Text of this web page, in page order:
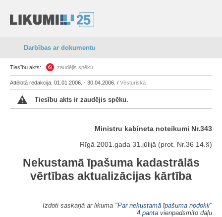
Darbības ar dokumentu
Tiesību akts: zaudējis spēku
Attēlotā redakcija: 01.01.2006. - 30.04.2006. / Vēsturiskā
Tiesību akts ir zaudējis spēku.
Ministru kabineta noteikumi Nr.343
Rīgā 2001.gada 31.jūlijā (prot. Nr.36 14.§)
Nekustamā īpašuma kadastrālās
vērtības aktualizācijas kārtība
Izdoti saskaņā ar likuma "Par nekustamā īpašuma nodokli"
4.panta vienpadsmito daļu